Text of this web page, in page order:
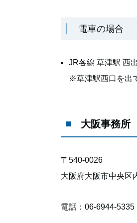
電車の場合
JR各線 草津駅 西
※草津駅西口を出
大阪事務所
〒540-0026
大阪府大阪市中央区
電話：06-6944-